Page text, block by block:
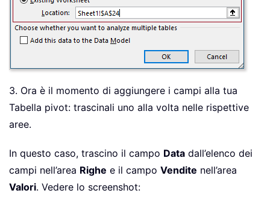
3. Ora è il momento di aggiungere i campi alla tua
Tabella pivot: trascinali uno alla volta nelle rispettive
aree.
In questo caso, trascino il campo Data dall’elenco dei
campi nell’area Righe e il campo Vendite nell’area
Valori. Vedere lo screenshot: